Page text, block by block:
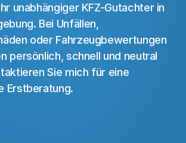
unabhängiger KFZ-Gutachter in
Bei Unfällen,
oder Fahrzeugbewertungen
persönlich, schnell und neutral
Sie mich für eine
Erstberatung.